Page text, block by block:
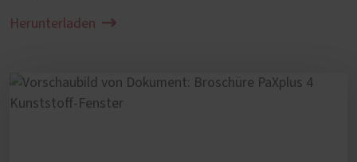
Herunterladen